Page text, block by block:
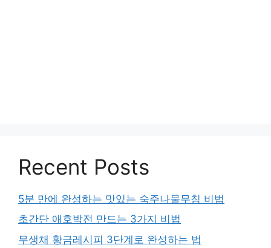
Recent Posts
5분 만에 완성하는 맛있는 숙주나물무침 비법
초간단 애호박전 만드는 3가지 비법
무생채 황금레시피 3단계로 완성하는 법